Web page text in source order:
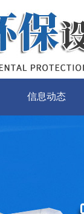
信息动态